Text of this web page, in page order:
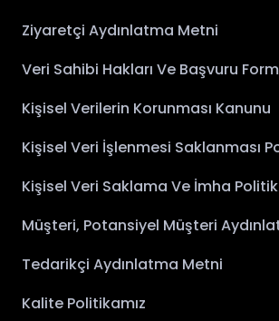
Ziyaretçi Aydınlatma Metni
Veri Sahibi Hakları Ve Başvuru
Kişisel Verilerin Korunması Kanunu
Kişisel Veri İşlenmesi Saklanması
Kişisel Veri Saklama Ve İmha
Müşteri, Potansiyel Müşteri
Tedarikçi Aydınlatma Metni
Kalite Politikamız